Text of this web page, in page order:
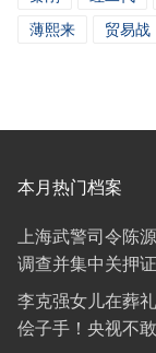
薄熙来
贸易战
本月热门档案
上海武警司令陈
调查并集中关押
李克强女儿在葬
侩子手！央视不